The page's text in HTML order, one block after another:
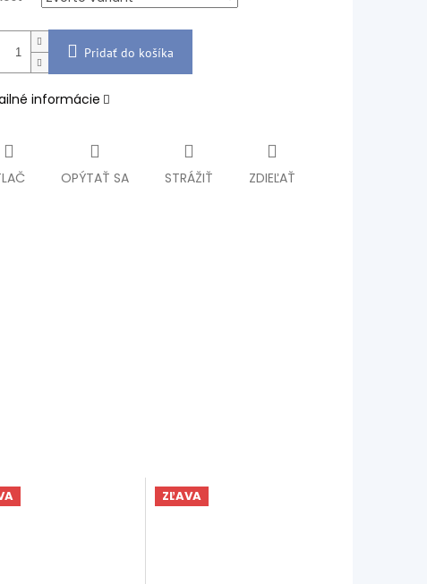
Pridať do košíka
informácie
OPÝTAŤ SA STRÁŽIŤ ZDIEĽAŤ
ZĽAVA